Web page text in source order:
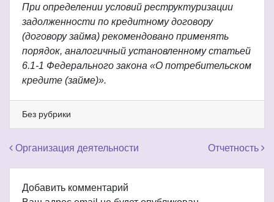
При определении условий реструктуризации
задолженности по кредитному договору
(договору займа) рекомендовано применять
порядок, аналогичный установленному статьей
6.1-1 Федерального закона «О потребительском
кредите (займе)».
Без рубрики
Навигация по записям
Организация деятельности Отчетность
Добавить комментарий